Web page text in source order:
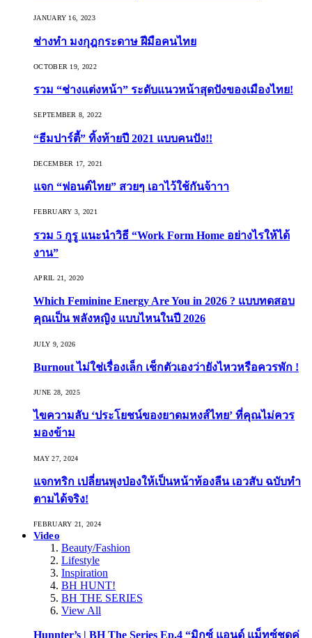
JANUARY 16, 2023
ช่างทำ มงกุฎกระดาษ ฝีมือคนไทย
OCTOBER 19, 2022
รวม “ช่างแต่งหน้า” ระดับแนวหน้าสุดปังของเมืองไทย!
SEPTEMBER 8, 2022
“ธีมปาร์ตี้” ทิ้งท้ายปี 2021 แบบคนปัง!!
DECEMBER 17, 2021
แจก “ฟอนต์ไทย” สวยๆ เอาไว้ใช้กันจ้าาา
FEBRUARY 3, 2021
รวม 5 กูรู แนะนำวิธี “Work Form Home อย่างไรให้ได้
งาน”
APRIL 21, 2020
Which Feminine Energy Are You in 2026 ? แบบทดสอบ
คุณเป็น พลังหญิง แบบไหนในปี 2026
JULY 9, 2026
Burnout ไม่ใช่เรื่องเล็ก เช็กตัวเองว่ายังไหวหรือควรพัก !
JUNE 28, 2025
ไขความลับ ‘ประโยชน์ของยาดมหงส์ไทย’ ที่คุณไม่ควร
มองข้าม
MAY 27, 2024
แจกทริก เปลี่ยนพุงป่องให้เป็นหน้าท้องลีน เอวสับ ฉบับทำ
ตามได้จริง!
FEBRUARY 21, 2024
Video
Beauty/Fashion
Lifestyle
Inspiration
BH HUNT!
BH THE SERIES
View All
Hunnter’s | BH The Series Ep.4 “มิกซ์ แอนด์ แม็ทซ์ชุดคู่